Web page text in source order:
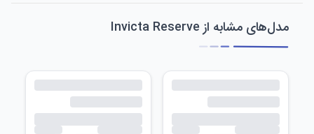
مدل‌های مشابه از Invicta Reserve